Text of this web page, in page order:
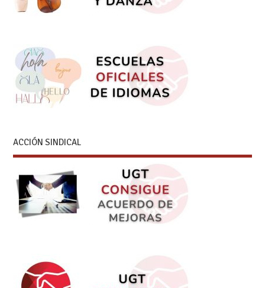
ACCIÓN SINDICAL